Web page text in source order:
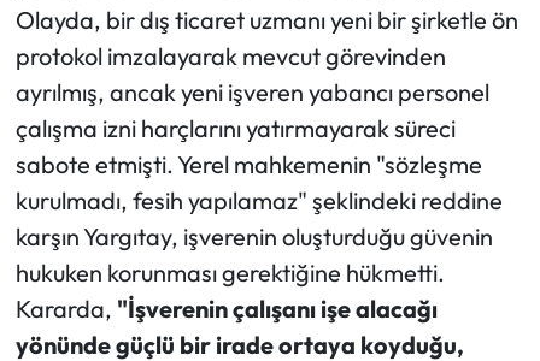
Olayda, bir dış ticaret uzmanı yeni bir şirketle ön
protokol imzalayarak mevcut görevinden
ayrılmış, ancak yeni işveren yabancı personel
çalışma izni harçlarını yatırmayarak süreci
sabote etmişti. Yerel mahkemenin "sözleşme
kurulmadı, fesih yapılamaz" şeklindeki reddine
karşın Yargıtay, işverenin oluşturduğu güvenin
hukuken korunması gerektiğine hükmetti.
Kararda, "İşverenin çalışanı işe alacağı
yönünde güçlü bir irade ortaya koyduğu,